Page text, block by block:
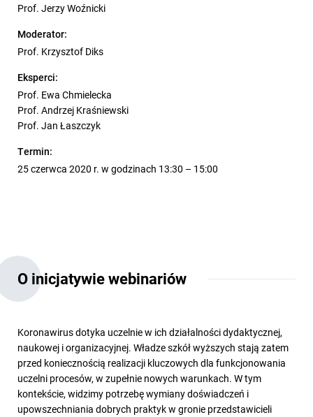
Prof. Jerzy Woźnicki
Moderator:
Prof. Krzysztof Diks
Eksperci:
Prof. Ewa Chmielecka
Prof. Andrzej Kraśniewski
Prof. Jan Łaszczyk
Termin:
25 czerwca 2020 r. w godzinach 13:30 – 15:00
O inicjatywie webinariów
Koronawirus dotyka uczelnie w ich działalności dydaktycznej,
naukowej i organizacyjnej. Władze szkół wyższych stają zatem
przed koniecznością realizacji kluczowych dla funkcjonowania
uczelni procesów, w zupełnie nowych warunkach. W tym
kontekście, widzimy potrzebę wymiany doświadczeń i
upowszechniania dobrych praktyk w gronie przedstawicieli